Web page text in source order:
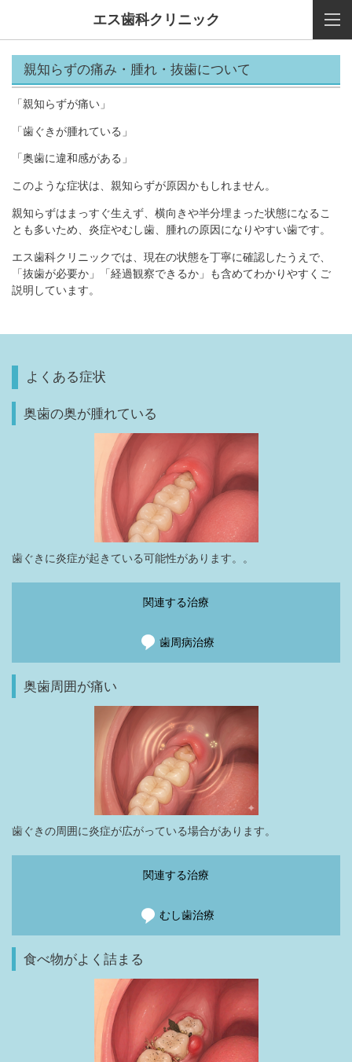
エス歯科クリニック
親知らずの痛み・腫れ・抜歯について
「親知らずが痛い」
「歯ぐきが腫れている」
「奥歯に違和感がある」
このような症状は、親知らずが原因かもしれません。
親知らずはまっすぐ生えず、横向きや半分埋まった状態になるこ
とも多いため、炎症やむし歯、腫れの原因になりやすい歯です。
エス歯科クリニックでは、現在の状態を丁寧に確認したうえで、
「抜歯が必要か」「経過観察できるか」も含めてわかりやすくご
説明しています。
よくある症状
奥歯の奥が腫れている
歯ぐきに炎症が起きている可能性があります。。
関連する治療
歯周病治療
奥歯周囲が痛い
歯ぐきの周囲に炎症が広がっている場合があります。
関連する治療
むし歯治療
食べ物がよく詰まる